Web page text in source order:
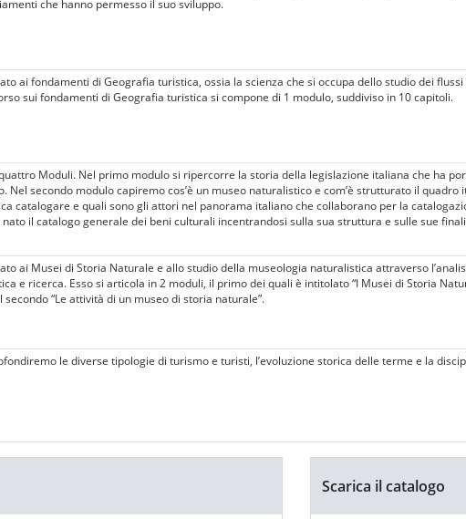
che hanno permesso il suo sviluppo.
ai fondamenti di Geografia turistica, ossia la scienza che si occupa dello studio dei
sui fondamenti di Geografia turistica si compone di 1 modulo, suddiviso in 10 capitoli.
Moduli. Nel primo modulo si ripercorre la storia della legislazione italiana che ha
Nel secondo modulo capiremo cos’è un museo naturalistico e com’è strutturato il
catalogare e quali sono gli attori nel panorama italiano che collaborano per la
nato il catalogo generale dei beni culturali incentrandosi sulla sua struttura e sulle sue
ai Musei di Storia Naturale e allo studio della museologia naturalistica attraverso
e ricerca. Esso si articola in 2 moduli, il primo dei quali è intitolato “I Musei di Storia
“Le attività di un museo di storia naturale”.
le diverse tipologie di turismo e turisti, l’evoluzione storica delle terme e la
Scarica il catalogo